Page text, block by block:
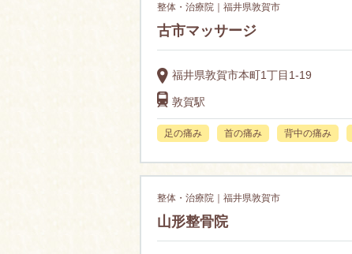
整体・治療院｜福井県敦賀市
古市マッサージ
福井県敦賀市本町1丁目1-19
敦賀駅
足の痛み 首の痛み 背中の痛み
整体・治療院｜福井県敦賀市
山形整骨院